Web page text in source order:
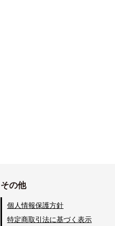
その他
個人情報保護方針
特定商取引法に基づく表示